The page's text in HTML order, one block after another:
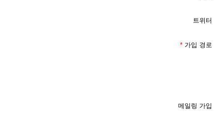
트위터
* 가입 경로
메일링 가입